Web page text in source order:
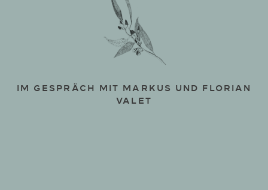
IM GESPRÄCH MIT MARKUS UND FLORIAN
VALET